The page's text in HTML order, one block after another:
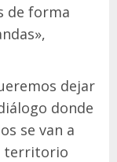
de forma
dejar
donde
se van a
territorio